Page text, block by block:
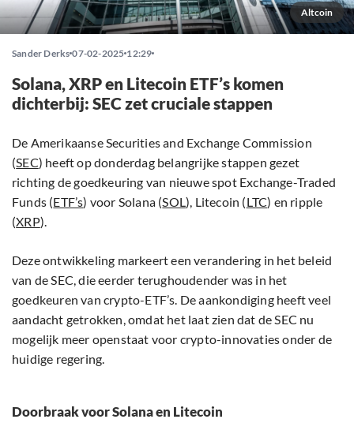
Altcoin
Sander Derks 07-02-2025 12:29
Solana, XRP en Litecoin ETF’s komen
dichterbij: SEC zet cruciale stappen
De Amerikaanse Securities and Exchange Commission
(SEC) heeft op donderdag belangrijke stappen gezet
richting de goedkeuring van nieuwe spot Exchange-Traded
Funds (ETF’s) voor Solana (SOL), Litecoin (LTC) en ripple
(XRP).
Deze ontwikkeling markeert een verandering in het beleid
van de SEC, die eerder terughoudender was in het
goedkeuren van crypto-ETF’s. De aankondiging heeft veel
aandacht getrokken, omdat het laat zien dat de SEC nu
mogelijk meer openstaat voor crypto-innovaties onder de
huidige regering.
Doorbraak voor Solana en Litecoin